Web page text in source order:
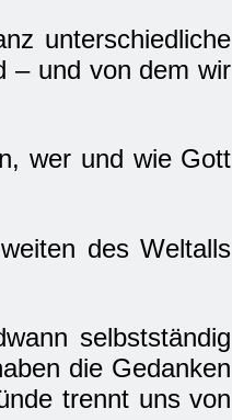
unterschiedliche
– und von dem wir
wer und wie Gott
des Weltalls
selbstständig
die Gedanken
trennt uns von